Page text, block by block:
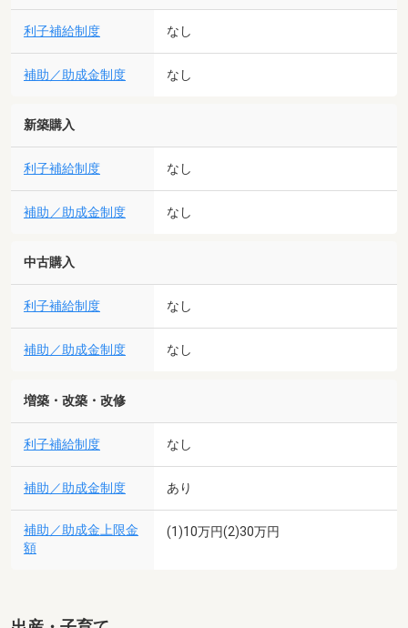
利子補給制度 なし
補助／助成金制度 なし
新築購入
利子補給制度 なし
補助／助成金制度 なし
中古購入
利子補給制度 なし
補助／助成金制度 なし
増築・改築・改修
利子補給制度 なし
補助／助成金制度 あり
補助／助成金上限金
額
(1)10万円(2)30万円